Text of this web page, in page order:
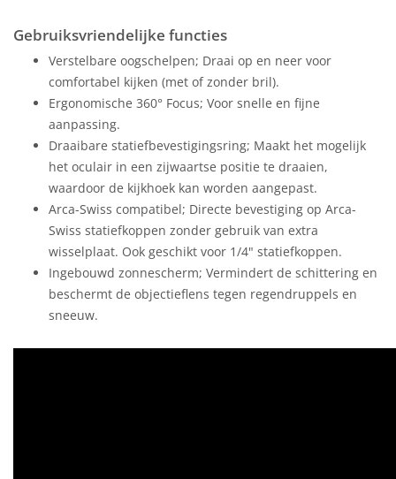
Gebruiksvriendelijke functies
Verstelbare oogschelpen; Draai op en neer voor
comfortabel kijken (met of zonder bril).
Ergonomische 360° Focus; Voor snelle en fijne
aanpassing.
Draaibare statiefbevestigingsring; Maakt het mogelijk
het oculair in een zijwaartse positie te draaien,
waardoor de kijkhoek kan worden aangepast.
Arca-Swiss compatibel; Directe bevestiging op Arca-
Swiss statiefkoppen zonder gebruik van extra
wisselplaat. Ook geschikt voor 1/4" statiefkoppen.
Ingebouwd zonnescherm; Vermindert de schittering en
beschermt de objectieflens tegen regendruppels en
sneeuw.